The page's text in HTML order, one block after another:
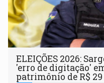
ELEIÇÕES 2026:
'erro de digitação'
patrimônio de R$